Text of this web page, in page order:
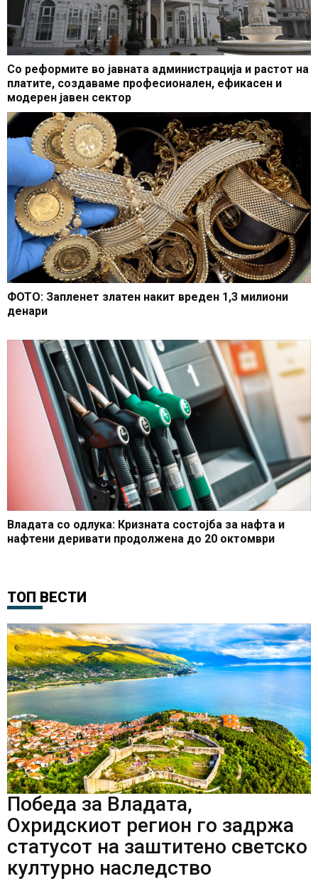
Со реформите во јавната администрација и растот на
платите, создаваме професионален, ефикасен и
модерен јавен сектор
ФОТО: Запленет златен накит вреден 1,3 милиони
денари
Владата со одлука: Кризната состојба за нафта и
нафтени деривати продолжена до 20 октомври
ТОП ВЕСТИ
Победа за Владата,
Охридскиот регион го задржа
статусот на заштитено светско
културно наследство